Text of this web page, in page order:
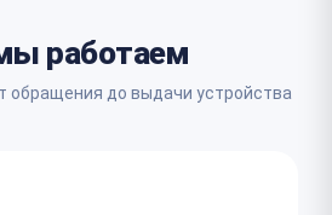
работаем
обращения до выдачи устройства